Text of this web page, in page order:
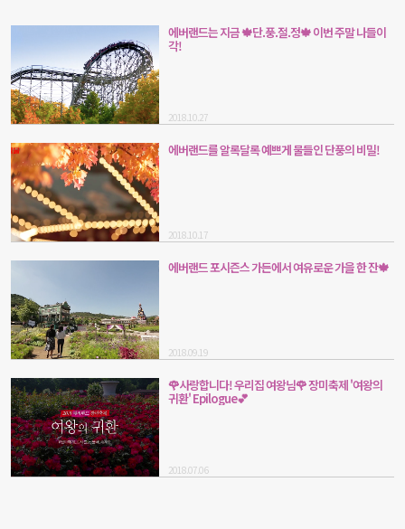
에버랜드는 지금 🍁단.풍.절.정🍁 이번 주말 나들이
각!
2018.10.27
에버랜드를 알록달록 예쁘게 물들인 단풍의 비밀!
2018.10.17
에버랜드 포시즌스 가든에서 여유로운 가을 한 잔🍁
2018.09.19
🌹사랑합니다! 우리집 여왕님🌹 장미축제 '여왕의
귀환' Epilogue💕
2018.07.06